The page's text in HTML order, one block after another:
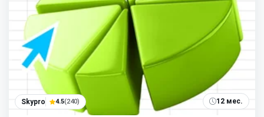
Skypro 4.5(240) 12 мес.